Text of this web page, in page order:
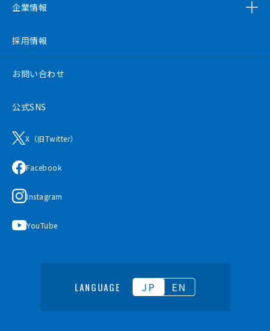
企業情報
採用情報
お問い合わせ
公式SNS
X（旧Twitter）
Facebook
Instagram
YouTube
LANGUAGE JP EN